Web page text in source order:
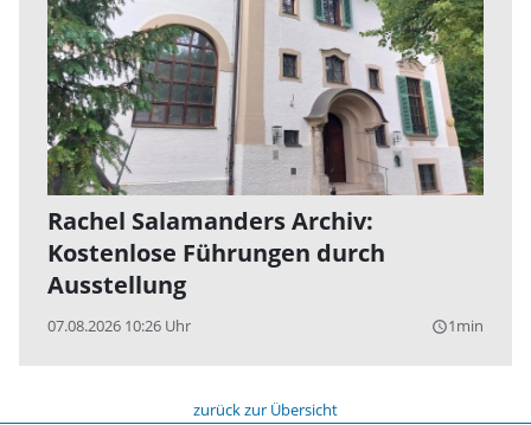
Rachel Salamanders Archiv:
Kostenlose Führungen durch
Ausstellung
07.08.2026 10:26 Uhr query_builder1min
zurück zur Übersicht